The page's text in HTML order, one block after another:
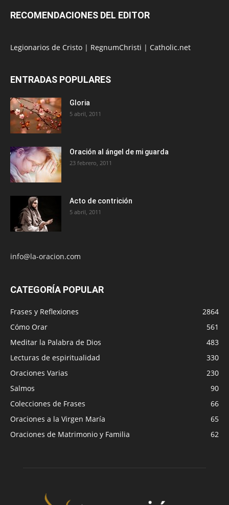
RECOMENDACIONES DEL EDITOR
Legionarios de Cristo | RegnumChristi | Catholic.net
ENTRADAS POPULARES
Gloria
5 abril, 2011
Oración al ángel de mi guarda
23 febrero, 2011
Acto de contrición
5 abril, 2011
info@la-oracion.com
CATEGORÍA POPULAR
Frases y Reflexiones
2864
Cómo Orar
561
Meditar la Palabra de Dios
483
Lecturas de espiritualidad
330
Oraciones Varias
230
Salmos
90
Colecciones de Frases
66
Oraciones a la Virgen María
65
Oraciones de Matrimonio y Familia
62